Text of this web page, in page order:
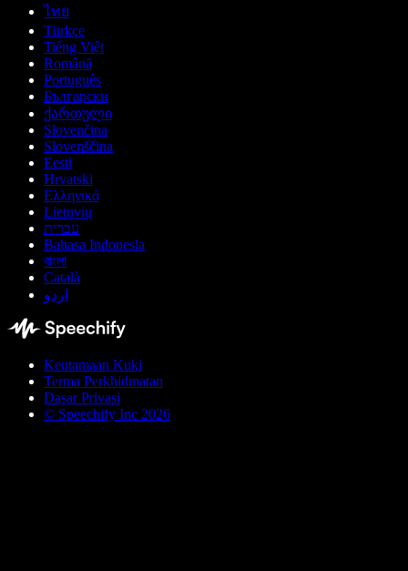
ไทย
Türkçe
Tiếng Việt
Română
Português
Български
ქართული
Slovenčina
Slovenščina
Eesti
Hrvatski
Ελληνικά
Lietuvių
עברית
Bahasa Indonesia
বাংলা
Català
اردو
Keutamaan Kuki
Terma Perkhidmatan
Dasar Privasi
© Speechify Inc 2026